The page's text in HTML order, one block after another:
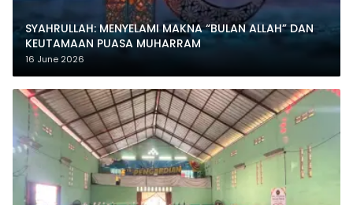
SYAHRULLAH: MENYELAMI MAKNA “BULAN ALLAH” DAN
KEUTAMAAN PUASA MUHARRAM
16 June 2026